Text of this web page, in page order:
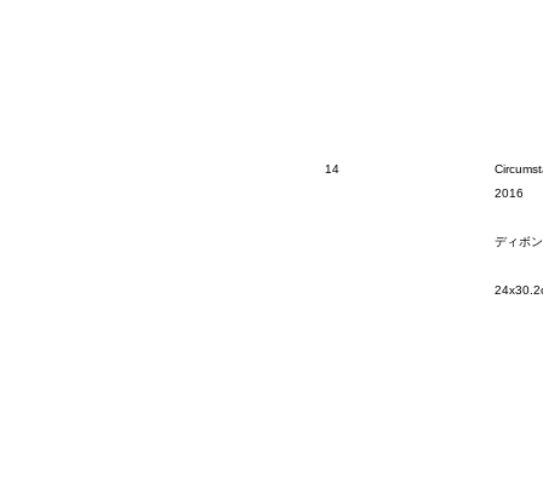
14
2016
ディボ